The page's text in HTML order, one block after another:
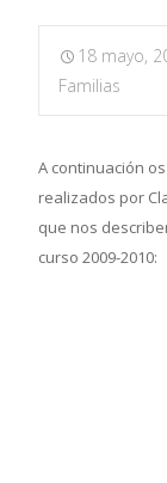
18 mayo,
Familias
A continuación
realizados por
que nos
curso 2009-2010: